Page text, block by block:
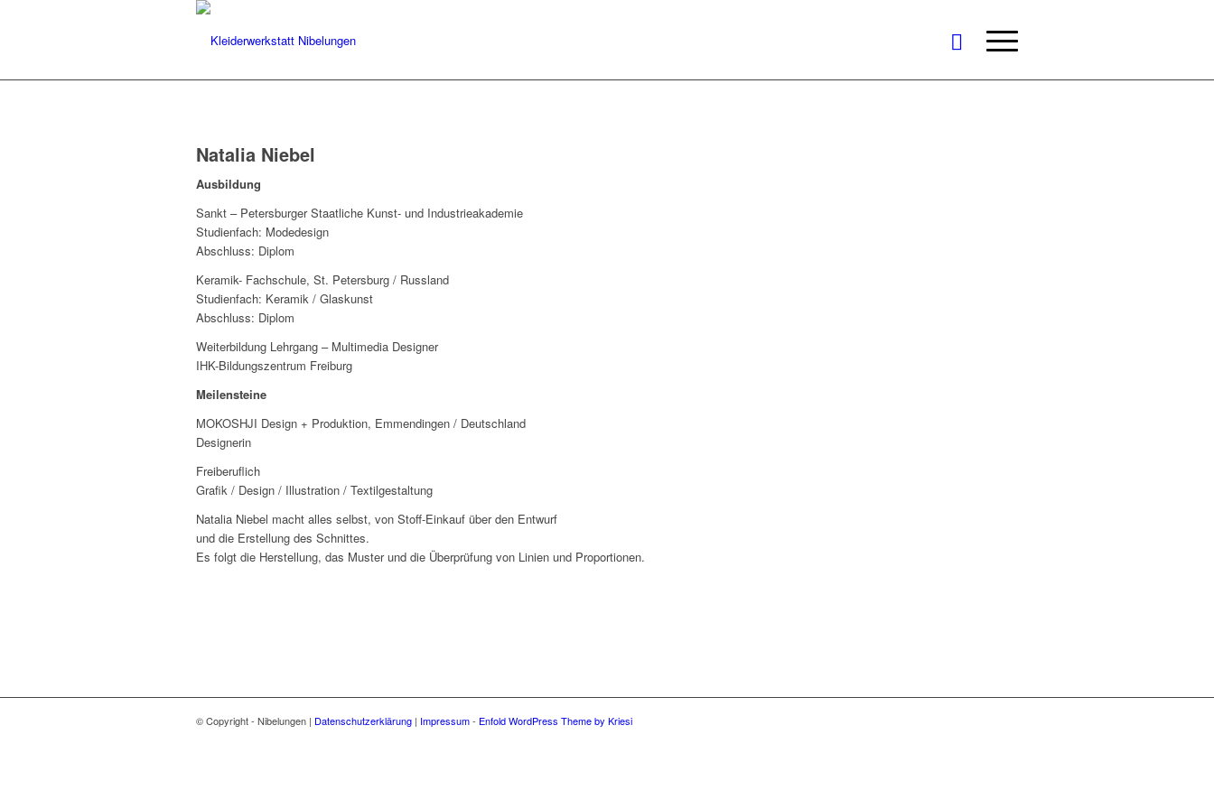
Natalia Niebel
Ausbildung
Sankt – Petersburger Staatliche Kunst- und Industrieakademie
Studienfach: Modedesign
Abschluss: Diplom
Keramik- Fachschule, St. Petersburg / Russland
Studienfach: Keramik / Glaskunst
Abschluss: Diplom
Weiterbildung Lehrgang – Multimedia Designer
IHK-Bildungszentrum Freiburg
Meilensteine
MOKOSHJI Design + Produktion, Emmendingen / Deutschland
Designerin
Freiberuflich
Grafik / Design / Illustration / Textilgestaltung
Natalia Niebel macht alles selbst, von Stoff-Einkauf über den Entwurf
und die Erstellung des Schnittes.
Es folgt die Herstellung, das Muster und die Überprüfung von Linien und Proportionen.
© Copyright - Nibelungen | Datenschutzerklärung | Impressum- Enfold WordPress Theme by Kriesi